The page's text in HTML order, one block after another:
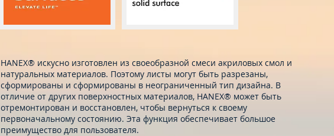
HANEX® искусно изготовлен из своеобразной смеси акриловых смол и
натуральных материалов. Поэтому листы могут быть разрезаны,
сформированы и сформированы в неограниченный тип дизайна. В
отличие от других поверхностных материалов, HANEX® может быть
отремонтирован и восстановлен, чтобы вернуться к своему
первоначальному состоянию. Эта функция обеспечивает большое
преимущество для пользователя.